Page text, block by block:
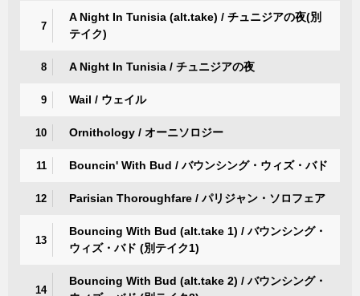
7
A Night In Tunisia (alt.take) / チュニジアの夜(別
テイク)
8 A Night In Tunisia / チュニジアの夜
9 Wail / ウェイル
10 Ornithology / オーニソロジー
11 Bouncin' With Bud / バウンシング・ウィズ・バド
12 Parisian Thoroughfare / パリジャン・ソロフェア
13
Bouncing With Bud (alt.take 1) / バウンシング・
ウィズ・バド (別テイク1)
14
Bouncing With Bud (alt.take 2) / バウンシング・